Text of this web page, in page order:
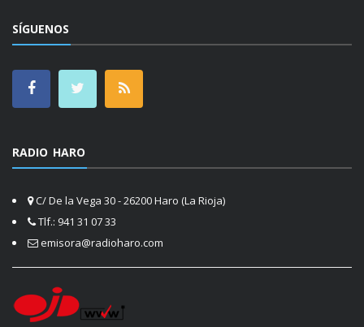
SÍGUENOS
RADIO HARO
C/ De la Vega 30 - 26200 Haro (La Rioja)
Tlf.: 941 31 07 33
emisora@radioharo.com